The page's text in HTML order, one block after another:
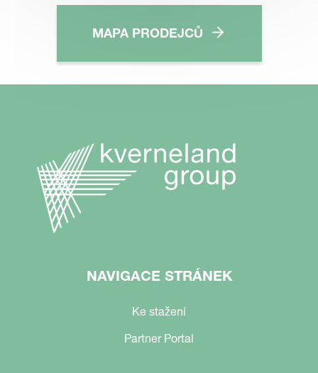
MAPA PRODEJCŮ
NAVIGACE STRÁNEK
Ke stažení
Partner Portal